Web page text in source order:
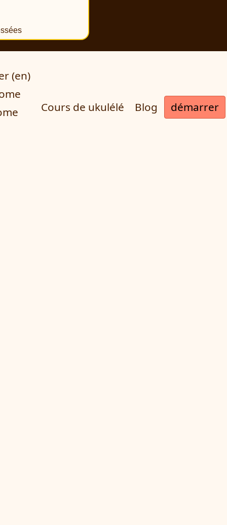
(en)
Cours de ukulélé Blog démarrer